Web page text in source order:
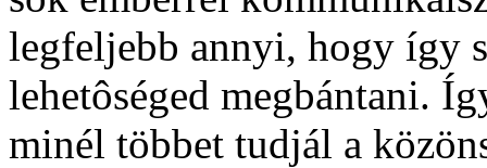
legfeljebb annyi, hogy így
lehetôséged megbántani.
minél többet tudjál a